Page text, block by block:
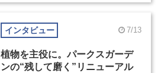
インタビュー 7/13
植物を主役に。パークスガーデ
ンの“残して磨く”リニューアル